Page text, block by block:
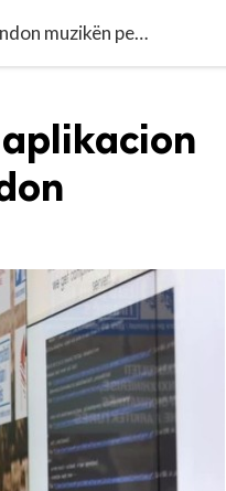
Një student shqiptar po krijon një aplikacion që lexon emocionet dhe rekomandon muzikën perfekte